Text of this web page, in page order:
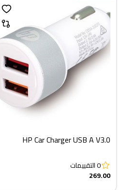
HP Car Charger USB A V3.0
0التقييمات
269.00